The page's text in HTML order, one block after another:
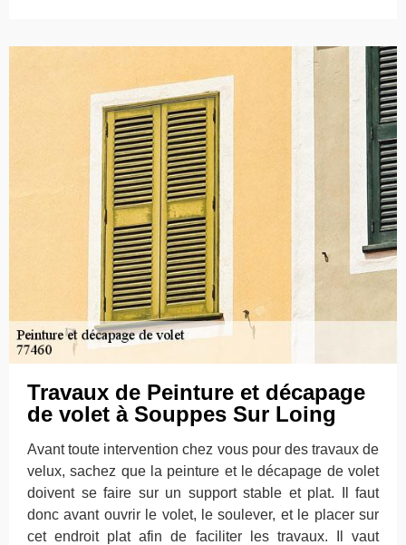
Travaux de Peinture et décapage
de volet à Souppes Sur Loing
Avant toute intervention chez vous pour des travaux de
velux, sachez que la peinture et le décapage de volet
doivent se faire sur un support stable et plat. Il faut
donc avant ouvrir le volet, le soulever, et le placer sur
cet endroit plat afin de faciliter les travaux. Il vaut